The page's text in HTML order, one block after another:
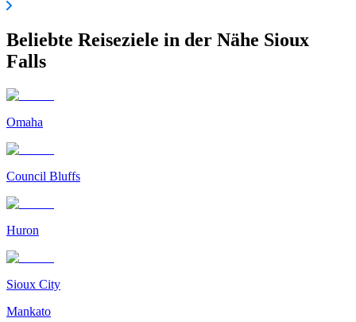
Beliebte Reiseziele in der Nähe Sioux
Falls
Omaha
Council Bluffs
Huron
Sioux City
Mankato